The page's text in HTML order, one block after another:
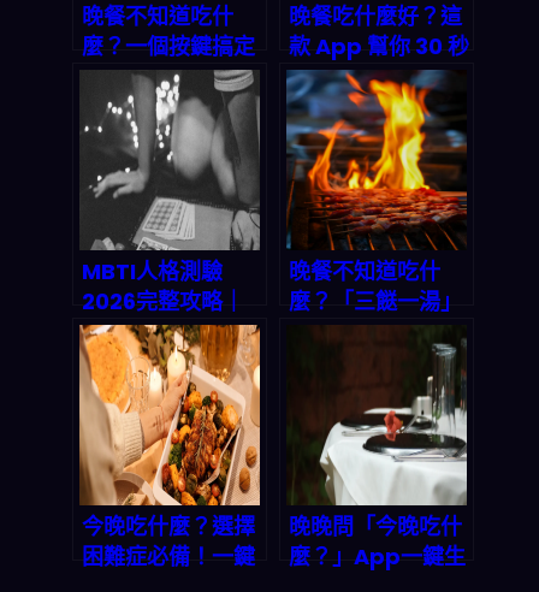
晚餐不知道吃什
麼？一個按鍵搞定
三餸一湯！2026
生活必備 App 推
薦
晚餐吃什麼好？這
款 App 幫你 30 秒
搞定三餸一湯，每
天不再選擇困難！
MBTI人格測驗
2026完整攻略｜
解碼你的命運被動
技能，發現天生天
賦
晚餐不知道吃什
麼？「三餸一湯」
智能App讓你十分
鐘搞定一桌好菜
今晚吃什麼？選擇
困難症必備！一鍵
晚晚問「今晚吃什
麼？」App一鍵生